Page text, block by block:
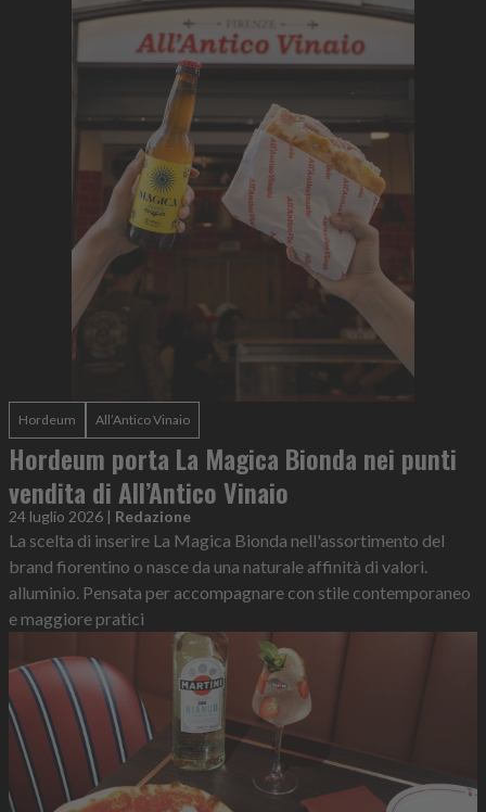
Hordeum All’Antico Vinaio
Hordeum porta La Magica Bionda nei punti
vendita di All’Antico Vinaio
24 luglio 2026 | Redazione
La scelta di inserire La Magica Bionda nell'assortimento del
brand fiorentino o nasce da una naturale affinità di valori.
alluminio. Pensata per accompagnare con stile contemporaneo
e maggiore pratici